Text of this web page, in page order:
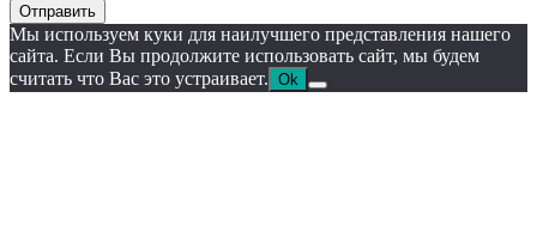
Отправить
Мы используем куки для наилучшего представления нашего
сайта. Если Вы продолжите использовать сайт, мы будем
считать что Вас это устраивает. Ok